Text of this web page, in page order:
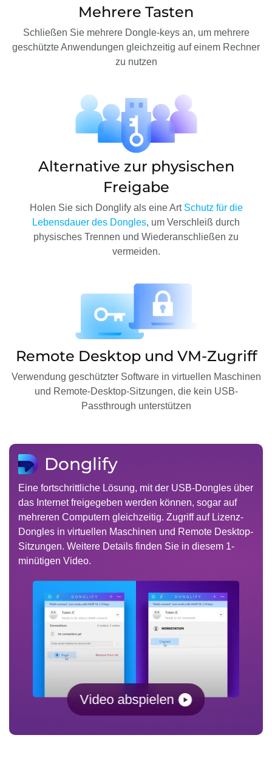
Mehrere Tasten
Schließen Sie mehrere Dongle-keys an, um mehrere
geschützte Anwendungen gleichzeitig auf einem Rechner
zu nutzen
Alternative zur physischen
Freigabe
Holen Sie sich Donglify als eine Art Schutz für die
Lebensdauer des Dongles, um Verschleiß durch
physisches Trennen und Wiederanschließen zu
vermeiden.
Remote Desktop und VM-Zugriff
Verwendung geschützter Software in virtuellen Maschinen
und Remote-Desktop-Sitzungen, die kein USB-
Passthrough unterstützen
Donglify
Eine fortschrittliche Lösung, mit der USB-Dongles über
das Internet freigegeben werden können, sogar auf
mehreren Computern gleichzeitig. Zugriff auf Lizenz-
Dongles in virtuellen Maschinen und Remote Desktop-
Sitzungen. Weitere Details finden Sie in diesem 1-
minütigen Video.
Video abspielen